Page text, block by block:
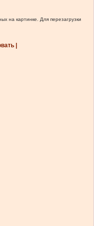
на картинке. Для перезагрузки
|